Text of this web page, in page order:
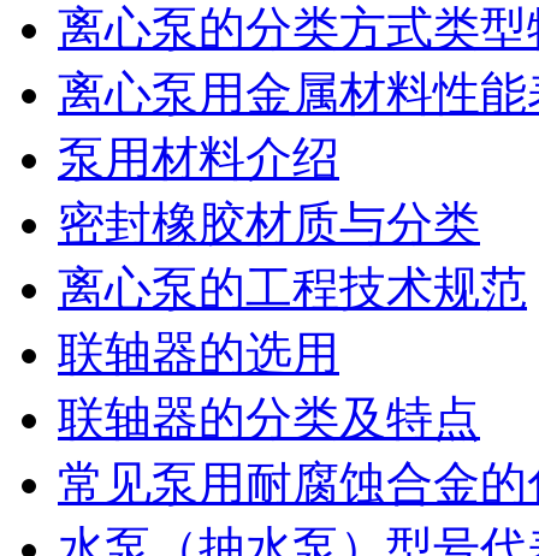
离心泵的分类方式类
离心泵用金属材料性能
泵用材料介绍
密封橡胶材质与分类
离心泵的工程技术规范
联轴器的选用
联轴器的分类及特点
常见泵用耐腐蚀合金